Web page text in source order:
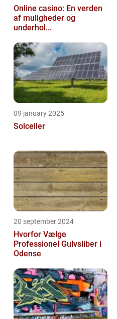
Online casino: En verden
af muligheder og
underhol...
09 january 2025
Solceller
20 september 2024
Hvorfor Vælge
Professionel Gulvsliber i
Odense